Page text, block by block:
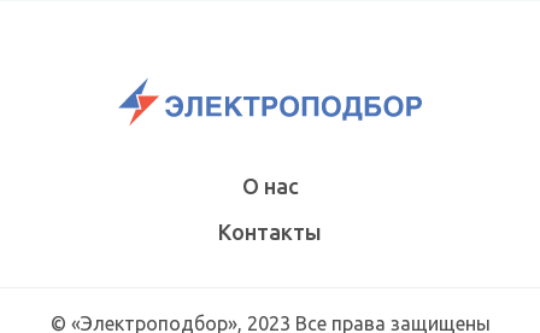
О нас
Контакты
© «Электроподбор», 2023 Все права защищены